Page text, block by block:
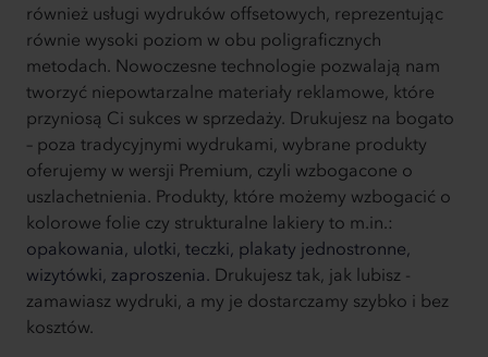
również usługi wydruków offsetowych, reprezentując
równie wysoki poziom w obu poligraficznych
metodach. Nowoczesne technologie pozwalają nam
tworzyć niepowtarzalne materiały reklamowe, które
przyniosą Ci sukces w sprzedaży. Drukujesz na bogato
– poza tradycyjnymi wydrukami, wybrane produkty
oferujemy w wersji Premium, czyli wzbogacone o
uszlachetnienia. Produkty, które możemy wzbogacić o
kolorowe folie czy strukturalne lakiery to m.in.:
opakowania, ulotki, teczki, plakaty jednostronne,
wizytówki, zaproszenia. Drukujesz tak, jak lubisz -
zamawiasz wydruki, a my je dostarczamy szybko i bez
kosztów.